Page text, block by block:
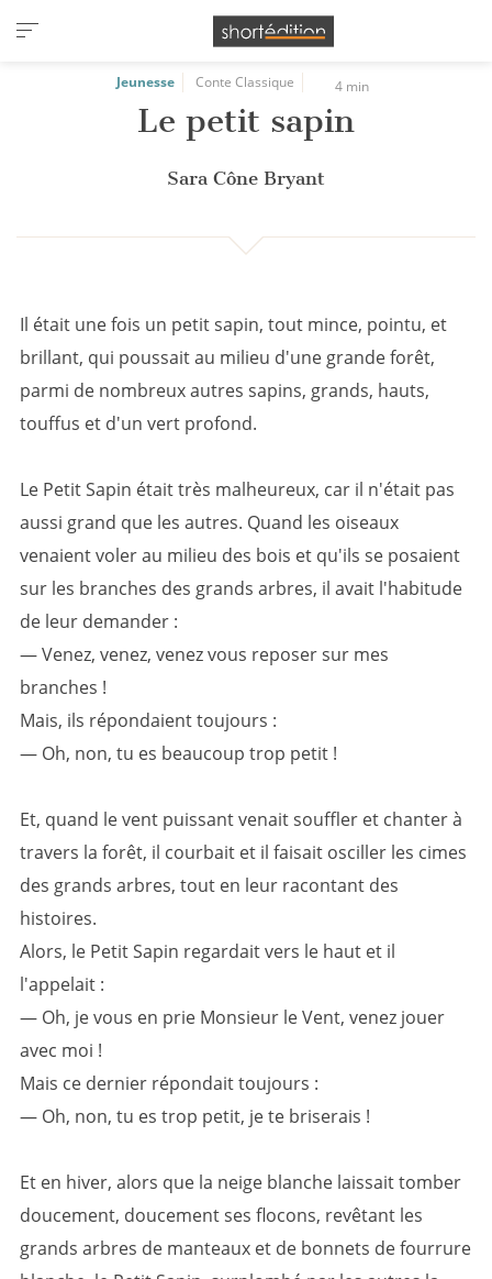
Panneau de gestion des cookies
Jeunesse Conte Classique 4 min
Le petit sapin
Sara Cône Bryant
Il était une fois un petit sapin, tout mince, pointu, et
brillant, qui poussait au milieu d'une grande forêt,
parmi de nombreux autres sapins, grands, hauts,
touffus et d'un vert profond.
Le Petit Sapin était très malheureux, car il n'était pas
aussi grand que les autres. Quand les oiseaux
venaient voler au milieu des bois et qu'ils se posaient
sur les branches des grands arbres, il avait l'habitude
de leur demander :
— Venez, venez, venez vous reposer sur mes
branches !
Mais, ils répondaient toujours :
— Oh, non, tu es beaucoup trop petit !
Et, quand le vent puissant venait souffler et chanter à
travers la forêt, il courbait et il faisait osciller les cimes
des grands arbres, tout en leur racontant des
histoires.
Alors, le Petit Sapin regardait vers le haut et il
l'appelait :
— Oh, je vous en prie Monsieur le Vent, venez jouer
avec moi !
Mais ce dernier répondait toujours :
— Oh, non, tu es trop petit, je te briserais !
Et en hiver, alors que la neige blanche laissait tomber
doucement, doucement ses flocons, revêtant les
grands arbres de manteaux et de bonnets de fourrure